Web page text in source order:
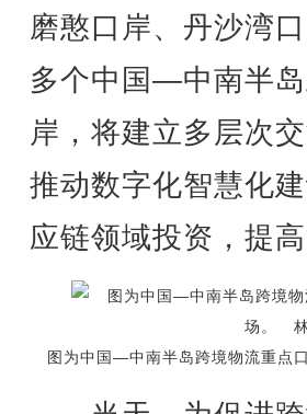
磨憨口岸、丹沙湾
多个中国—中南半
岸，将建立多层次
推动数字化智慧化
应链领域投资，提
图为中国—中南半岛跨境物流重点